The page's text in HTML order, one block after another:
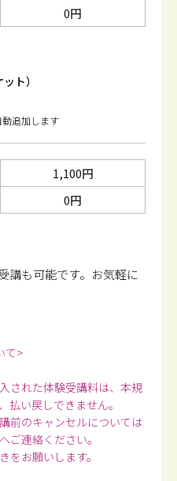
0円
ト）
追加します
1,100円
0円
講も可能です。 お気軽に
て>
された体験受講料は、本規
払い戻しできません。
前のキャンセルについては
ご連絡ください。
お願いします。